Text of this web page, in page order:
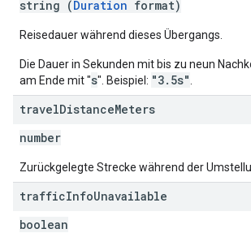
string (Duration format)
Reisedauer während dieses Übergangs.
Die Dauer in Sekunden mit bis zu neun
am Ende mit "s". Beispiel: "3.5s"
travelDistanceMeters
number
Zurückgelegte Strecke während der
trafficInfoUnavailable
boolean